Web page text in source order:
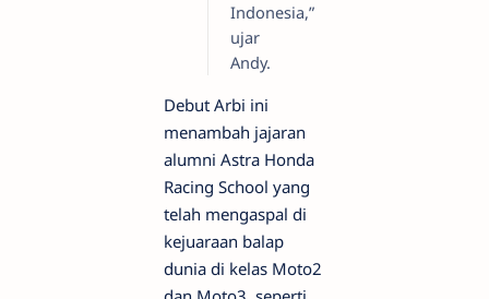
Indonesia,”
ujar
Andy.
Debut Arbi ini
menambah jajaran
alumni Astra Honda
Racing School yang
telah mengaspal di
kejuaraan balap
dunia di kelas Moto2